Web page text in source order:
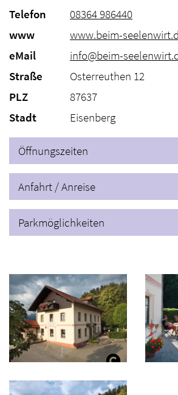
Telefon
08364 986440
www
www.beim-
eMail
info@beim-
Straße
Osterreuthen 12
PLZ
87637
Stadt
Eisenberg
Öffnungszeiten
Anfahrt / Anreise
Parkmöglichkeiten